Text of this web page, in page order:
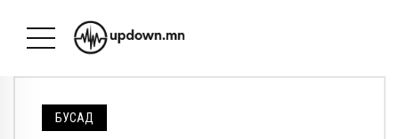
БУСАД